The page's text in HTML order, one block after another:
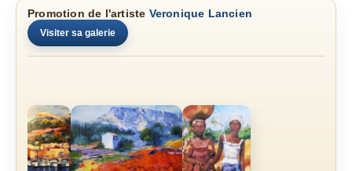
Promotion de l'artiste Veronique Lancien
Visiter sa galerie